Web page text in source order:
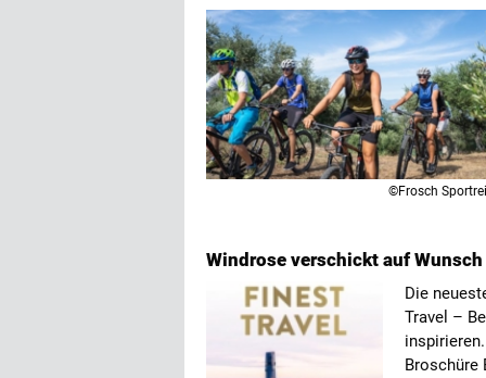
©Frosch
Windrose verschickt auf
Die
Travel –
Broschüre